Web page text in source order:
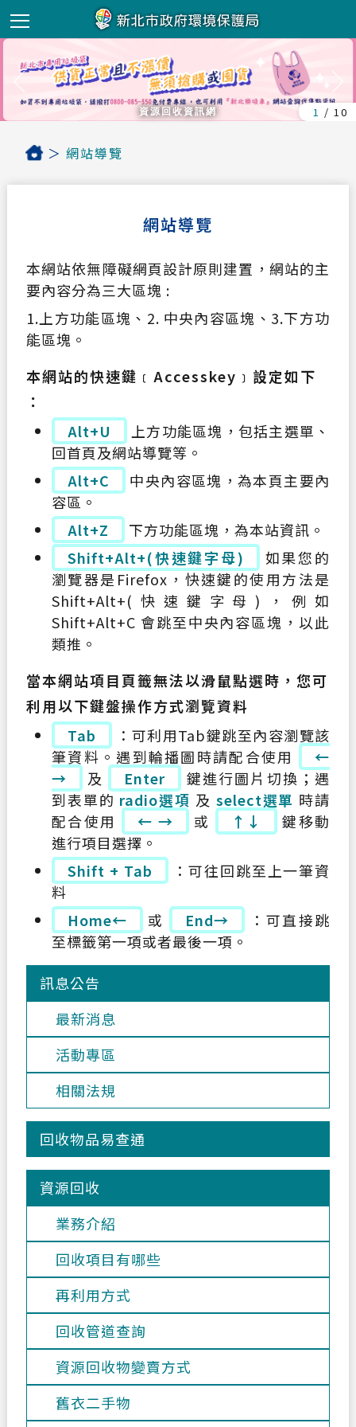
1 / 10
資源回收資訊網
首頁
＞ 網站導覽
網站導覽
本網站依無障礙網頁設計原則建置，網站的主
要內容分為三大區塊 :
1.上方功能區塊、2. 中央內容區塊、3.下方功
能區塊。
本網站的快速鍵﹝Accesskey﹞設定如下
：
Alt+U
上方功能區塊，包括主選單、
回首頁及網站導覽等。
Alt+C
中央內容區塊，為本頁主要內
容區。
Alt+Z
下方功能區塊，為本站資訊。
Shift+Alt+(快速鍵字母)
如果您的
瀏覽器是Firefox，快速鍵的使用方法是
Shift+Alt+(快速鍵字母)，例如
Shift+Alt+C 會跳至中央內容區塊，以此
類推。
當本網站項目頁籤無法以滑鼠點選時，您可
利用以下鍵盤操作方式瀏覽資料
Tab
：可利用Tab鍵跳至內容瀏覽該
筆資料。遇到輪播圖時請配合使用
←
→
及 Enter
鍵進行圖片切換；遇
到表單的 radio選項 及 select選單 時請
配合使用
← → 或 ↑↓
鍵移動
進行項目選擇。
Shift + Tab
：可往回跳至上一筆資
料
Home←
或 End→
：可直接跳
至標籤第一項或者最後一項。
訊息公告
最新消息
活動專區
相關法規
回收物品易查通
資源回收
業務介紹
回收項目有哪些
再利用方式
回收管道查詢
資源回收物變賣方式
舊衣二手物